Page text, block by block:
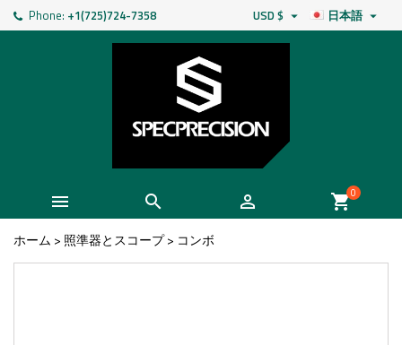
Phone: +1(725)724-7358 日本語 
USD $ 
   shopping_cart0
ホーム > 照準器とスコープ> コンボ